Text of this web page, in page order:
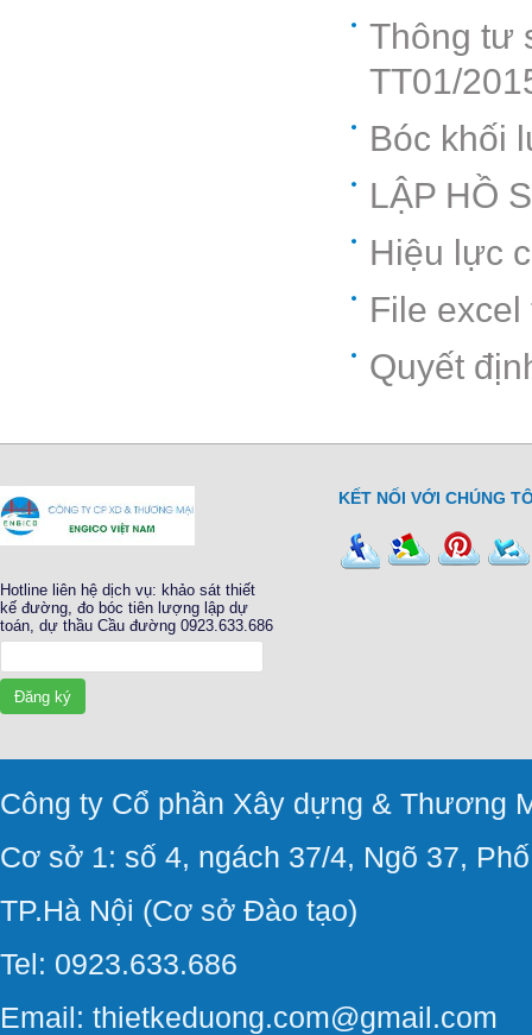
Thông tư
TT01/
Bóc khối
LẬP HỒ
Hiệu lực
File
Quyết
Hotline liên hệ dịch vụ: khảo sát thiết
kế đường, đo bóc tiên lượng lập dự
toán, dự thầu Cầu đường 0923.633.686
Đăng ký
KẾT NỐI VỚI CHÚNG
Công ty Cổ phần Xây dựng & Thương
Cơ sở 1: số 4, ngách 37/4, Ngõ 37,
TP.Hà Nội (Cơ sở Đào tạo)
Tel: 0923.633.686
Email: thietkeduong.com@gmail.com